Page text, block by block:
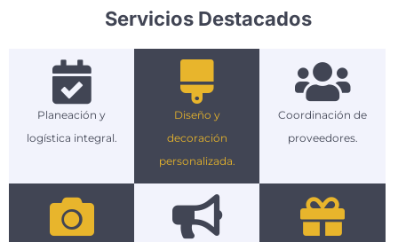
Servicios Destacados
Planeación y
logística integral.
Diseño y
decoración
personalizada.
Coordinación de
proveedores.